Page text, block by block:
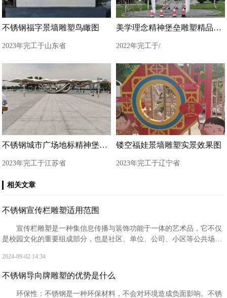
不锈钢福字景墙雕塑鸟瞰图
2023年完工于山东省
美学理念精神堡垒雕塑精品展示
2022年完工于/
不锈钢城市广场地标精神堡垒雕塑
2023年完工于江苏省
镂空福娃景墙雕塑实景效果图
2023年完工于辽宁省
相关文章
不锈钢宣传栏雕塑适用范围
‌宣传栏雕塑‌是一种集信息传播与装饰功能于一体的艺术品，它不仅
是校园文化的重要组成部分，也是社区、单位、公司、小区等公共场所
平台，提升宣传效果和信息传递效率。
2024-09-02 14:34
不锈钢导向牌雕塑的优势是什么
‌环保性‌：不锈钢是一种环保材料，不会对环境造成负面影响。不锈